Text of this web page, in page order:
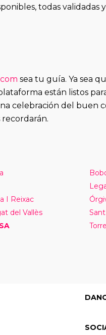
todas validadas
sea tu guía. Ya sea
están listos
celebración del buen
I Reixac
del Vallès